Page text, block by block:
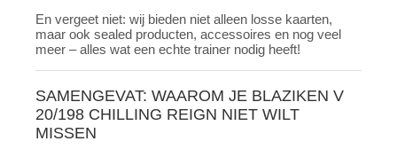
En vergeet niet: wij bieden niet alleen losse kaarten,
maar ook sealed producten, accessoires en nog veel
meer – alles wat een echte trainer nodig heeft!
SAMENGEVAT: WAAROM JE BLAZIKEN V
20/198 CHILLING REIGN NIET WILT
MISSEN